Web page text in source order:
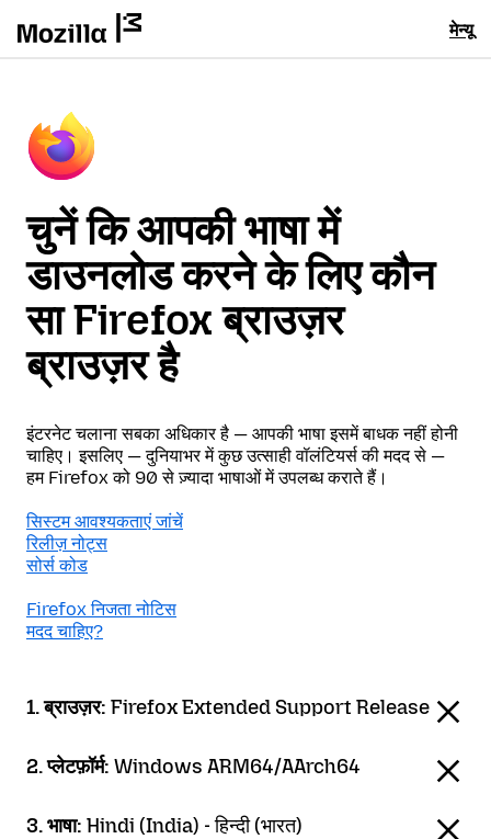
मेन्यू
चुनें कि आपकी भाषा में
डाउनलोड करने के लिए कौन
सा Firefox ब्राउज़र
ब्राउज़र है
इंटरनेट चलाना सबका अधिकार है — आपकी भाषा इसमें बाधक नहीं होनी
चाहिए। इसलिए — दुनियाभर में कुछ उत्साही वॉलंटियर्स की मदद से —
हम Firefox को 90 से ज़्यादा भाषाओं में उपलब्ध कराते हैं।
सिस्टम आवश्यकताएं जांचें
रिलीज़ नोट्स
सोर्स कोड
Firefox निजता नोटिस
मदद चाहिए?
1. ब्राउज़र: Firefox Extended Support Release
2. प्लेटफ़ॉर्म: Windows ARM64/AArch64
3. भाषा: Hindi (India) - हिन्दी (भारत)